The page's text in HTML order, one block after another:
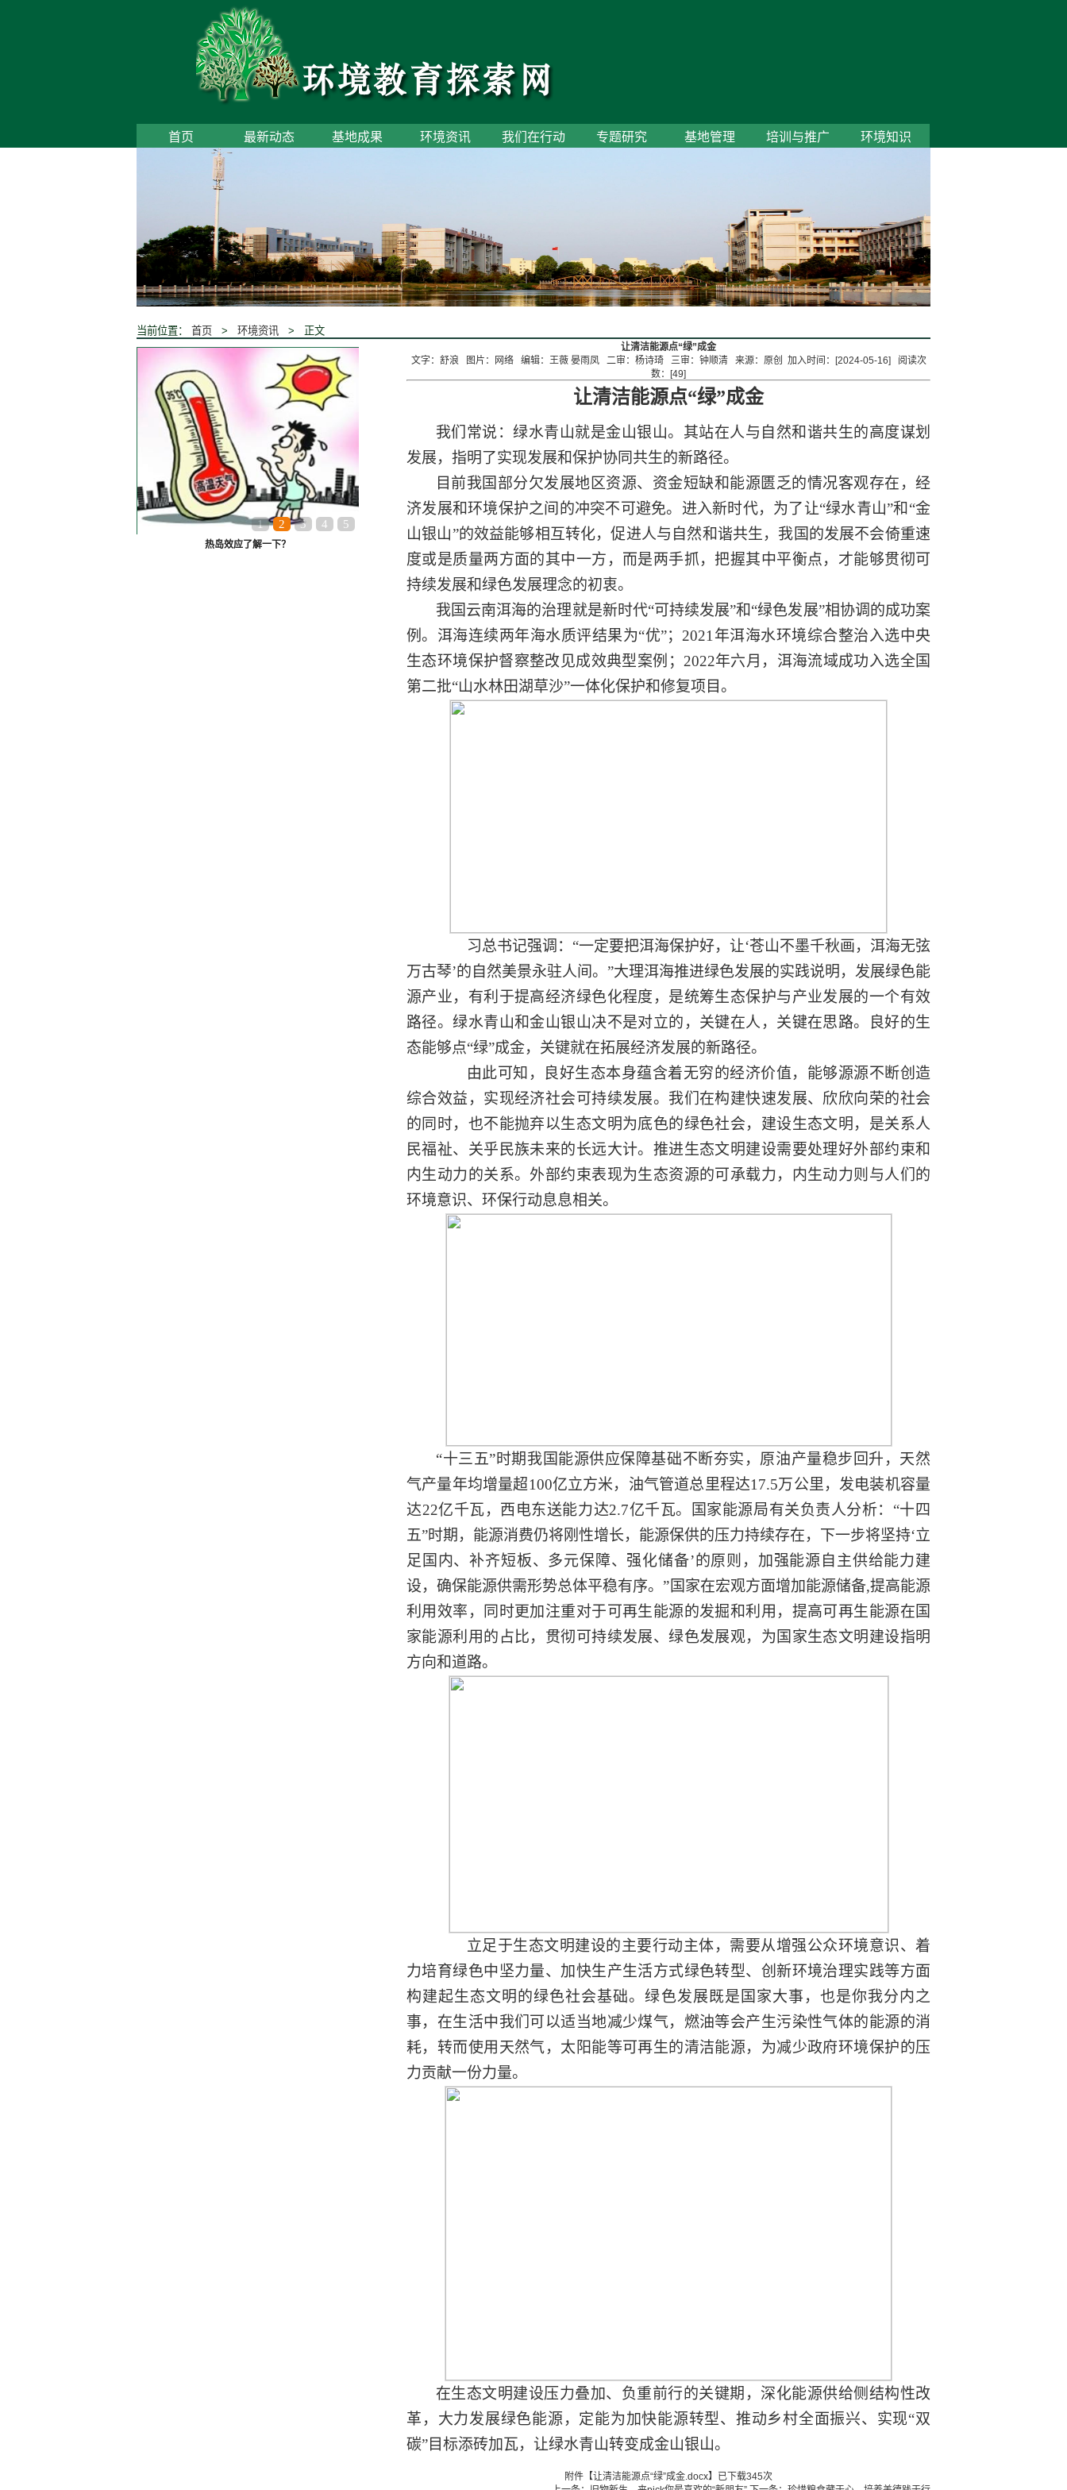
首页 最新动态 基地成果 环境资讯 我们在行动 专题研究 基地管理 培训与推广 环境知识
当前位置： 首页 > 环境资讯 > 正文
1 2 3 4 5
热岛效应了解一下？
让清洁能源点“绿”成金
文字：舒浪 图片：网络 编辑：王薇 晏雨凤 二审：杨诗琦 三审：钟顺清 来源：原创 加入时间：[2024-05-16] 阅读次
数：[49]
让清洁能源点“绿”成金
我们常说：绿水青山就是金山银山。其站在人与自然和谐共生的高度谋划
发展，指明了实现发展和保护协同共生的新路径。
目前我国部分欠发展地区资源、资金短缺和能源匮乏的情况客观存在，经
济发展和环境保护之间的冲突不可避免。进入新时代，为了让“绿水青山”和“金
山银山”的效益能够相互转化，促进人与自然和谐共生，我国的发展不会倚重速
度或是质量两方面的其中一方，而是两手抓，把握其中平衡点，才能够贯彻可
持续发展和绿色发展理念的初衷。
我国云南洱海的治理就是新时代“可持续发展”和“绿色发展”相协调的成功案
例。洱海连续两年海水质评结果为“优”；2021年洱海水环境综合整治入选中央
生态环境保护督察整改见成效典型案例；2022年六月，洱海流域成功入选全国
第二批“山水林田湖草沙”一体化保护和修复项目。
习总书记强调： “一定要把洱海保护好，让‘苍山不墨千秋画，洱海无弦
万古琴’的自然美景永驻人间。”大理洱海推进绿色发展的实践说明，发展绿色能
源产业，有利于提高经济绿色化程度，是统筹生态保护与产业发展的一个有效
路径。绿水青山和金山银山决不是对立的，关键在人，关键在思路。良好的生
态能够点“绿”成金，关键就在拓展经济发展的新路径。
由此可知，良好生态本身蕴含着无穷的经济价值，能够源源不断创造
综合效益，实现经济社会可持续发展。我们在构建快速发展、欣欣向荣的社会
的同时，也不能抛弃以生态文明为底色的绿色社会，建设生态文明，是关系人
民福祉、关乎民族未来的长远大计。推进生态文明建设需要处理好外部约束和
内生动力的关系。外部约束表现为生态资源的可承载力，内生动力则与人们的
环境意识、环保行动息息相关。
“十三五”时期我国能源供应保障基础不断夯实，原油产量稳步回升，天然
气产量年均增量超100亿立方米，油气管道总里程达17.5万公里，发电装机容量
达22亿千瓦，西电东送能力达2.7亿千瓦。国家能源局有关负责人分析：“十四
五”时期，能源消费仍将刚性增长，能源保供的压力持续存在，下一步将坚持‘立
足国内、补齐短板、多元保障、强化储备’的原则，加强能源自主供给能力建
设，确保能源供需形势总体平稳有序。”国家在宏观方面增加能源储备,提高能源
利用效率，同时更加注重对于可再生能源的发掘和利用，提高可再生能源在国
家能源利用的占比，贯彻可持续发展、绿色发展观，为国家生态文明建设指明
方向和道路。
立足于生态文明建设的主要行动主体，需要从增强公众环境意识、着
力培育绿色中坚力量、加快生产生活方式绿色转型、创新环境治理实践等方面
构建起生态文明的绿色社会基础。绿色发展既是国家大事，也是你我分内之
事，在生活中我们可以适当地减少煤气，燃油等会产生污染性气体的能源的消
耗，转而使用天然气，太阳能等可再生的清洁能源，为减少政府环境保护的压
力贡献一份力量。
在生态文明建设压力叠加、负重前行的关键期，深化能源供给侧结构性改
革，大力发展绿色能源，定能为加快能源转型、推动乡村全面振兴、实现“双
碳”目标添砖加瓦，让绿水青山转变成金山银山。
附件【让清洁能源点“绿”成金.docx】已下载345次